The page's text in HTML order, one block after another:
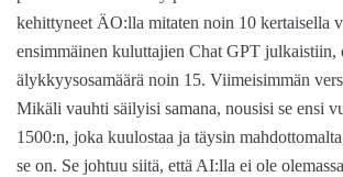
kehittyneet ÄO:lla mitaten noin 10 kertaisella
ensimmäinen kuluttajien Chat GPT julkaistiin,
älykkyysosamäärä noin 15. Viimeisimmän
Mikäli vauhti säilyisi samana, nousisi se ensi
1500:n, joka kuulostaa ja täysin
se on. Se johtuu siitä, että AI:lla ei ole